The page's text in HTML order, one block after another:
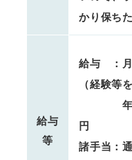
かり保ち
給与
等
給与 ：月
（経験等
年収
円
諸手当：